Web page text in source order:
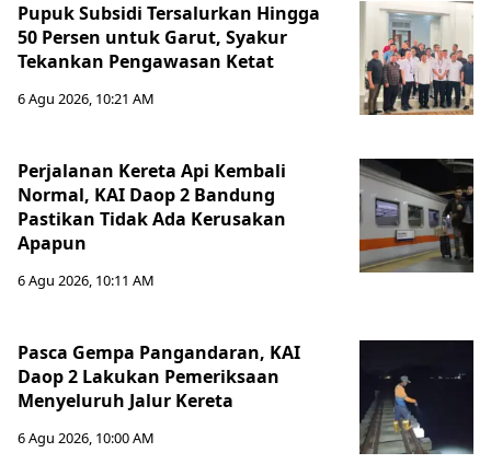
Pupuk Subsidi Tersalurkan Hingga
50 Persen untuk Garut, Syakur
Tekankan Pengawasan Ketat
6 Agu 2026, 10:21 AM
Perjalanan Kereta Api Kembali
Normal, KAI Daop 2 Bandung
Pastikan Tidak Ada Kerusakan
Apapun
6 Agu 2026, 10:11 AM
Pasca Gempa Pangandaran, KAI
Daop 2 Lakukan Pemeriksaan
Menyeluruh Jalur Kereta
6 Agu 2026, 10:00 AM